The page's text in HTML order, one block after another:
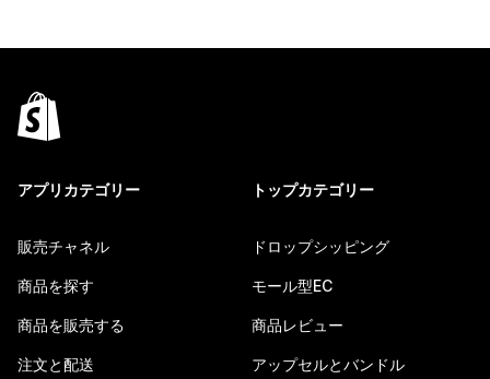
アプリカテゴリー
販売チャネル
商品を探す
商品を販売する
注文と配送
トップカテゴリー
ドロップシッピング
モール型EC
商品レビュー
アップセルとバンドル